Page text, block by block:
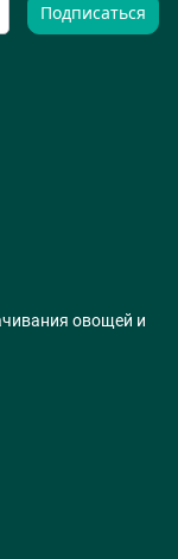
Подписаться
овощей и